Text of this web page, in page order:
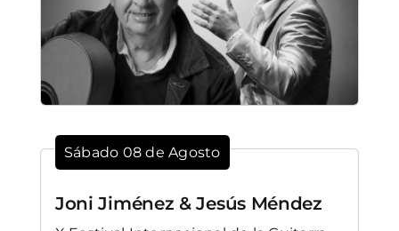
Sábado 08 de Agosto
Joni Jiménez & Jesús Méndez